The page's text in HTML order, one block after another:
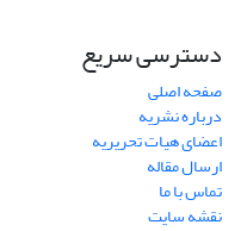
دسترسی سریع
صفحه اصلی
درباره نشریه
اعضای هیات تحریریه
ارسال مقاله
تماس با ما
نقشه سایت